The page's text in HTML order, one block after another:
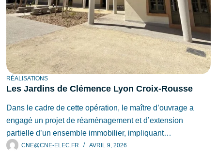
RÉALISATIONS
Les Jardins de Clémence Lyon Croix-Rousse
Dans le cadre de cette opération, le maître d’ouvrage a
engagé un projet de réaménagement et d’extension
partielle d’un ensemble immobilier, impliquant…
CNE@CNE-ELEC.FR AVRIL 9, 2026